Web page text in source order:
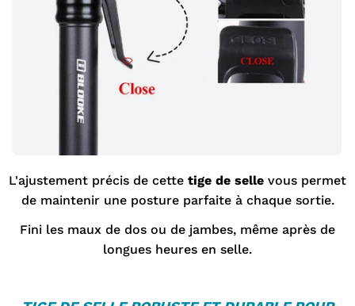
L'ajustement précis de cette tige de selle vous permet
de maintenir une posture parfaite à chaque sortie.
Fini les maux de dos ou de jambes, même après de
longues heures en selle.